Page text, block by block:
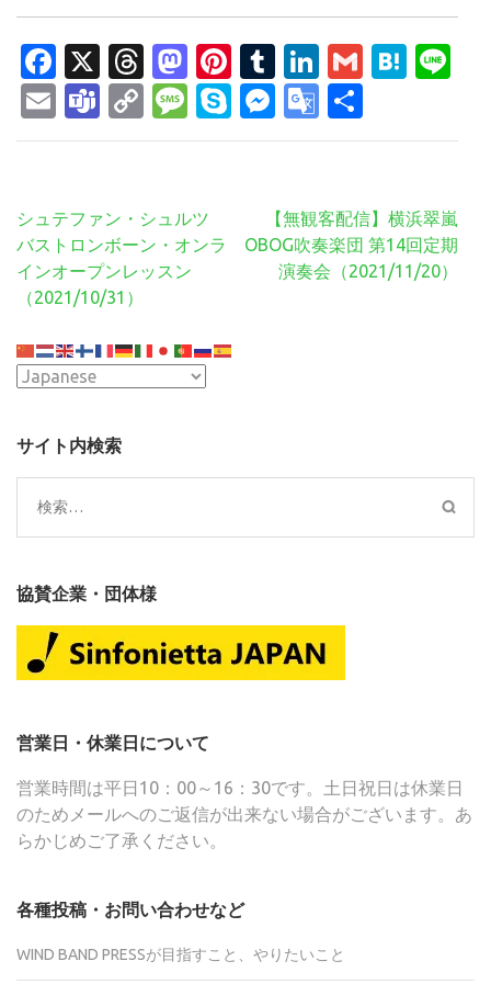
Facebook
X Threads
Mastodon
Pinterest
Tumblr
LinkedIn
Gmail
EmailTeams
Copy
Link
Message
SkypeMessenger
Google
Translate
有
投
稿
ナ
ビ
ー
シ
シュテファン・シュルツ
バストロンボーン・オンラ
インオープンレッスン
（2021/10/31）
【無観客配信】横浜翠嵐
OBOG吹奏楽団 第14回定期
演奏会（2021/11/20）
サイト内検索
検
協賛企業・団体様
営業日・休業日について
営業時間は平日10：00～16：30です。土日祝日は休業日
のためメールへのご返信が出来ない場合がございます。あ
らかじめご了承ください。
各種投稿・お問い合わせなど
WIND BAND PRESSが目指すこと、やりたいこと